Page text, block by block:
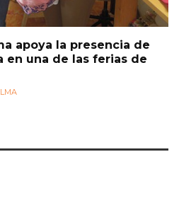
apoya la presencia de
en una de las ferias de